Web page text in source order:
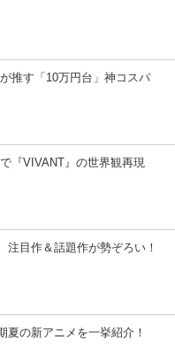
推す「10万円台」神コスパ
『VIVANT』の世界観再現
注目作＆話題作が勢ぞろい！
夏の新アニメを一挙紹介！